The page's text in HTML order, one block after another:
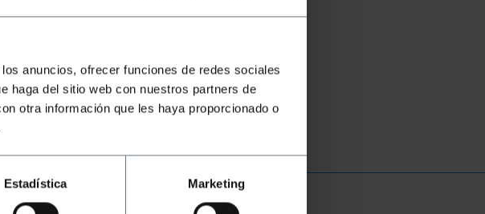
anuncios, ofrecer funciones de redes sociales
haga del sitio web con nuestros partners de
otra información que les haya proporcionado o
Estadística Marketing